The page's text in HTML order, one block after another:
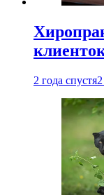
2 года спустя